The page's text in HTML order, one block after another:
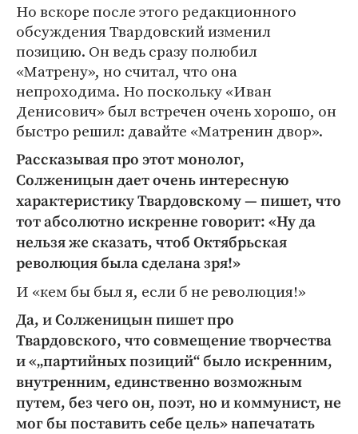
Но вскоре после этого редакционного
обсуждения Твардовский изменил
позицию. Он ведь сразу полюбил
«Матрену», но считал, что она
непроходима. Но поскольку «Иван
Денисович» был встречен очень хорошо, он
быстро решил: давайте «Матренин двор».
Рассказывая про этот монолог,
Солженицын дает очень интересную
характеристику Твардовскому — пишет, что
тот абсолютно искренне говорит: «Ну да
нельзя же сказать, чтоб Октябрьская
революция была сделана зря!»
И «кем бы был я, если б не революция!»
Да, и Солженицын пишет про
Твардовского, что совмещение творчества
и «„партийных позиций“ было искренним,
внутренним, единственно возможным
путем, без чего он, поэт, но и коммунист, не
мог бы поставить себе цель» напечатать